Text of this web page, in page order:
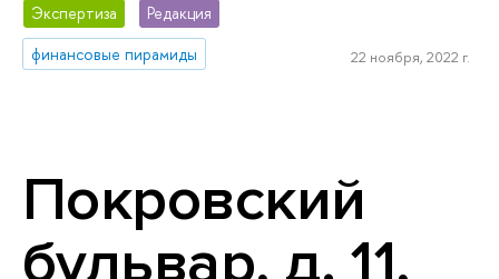
Экспертиза
Редакция
финансовые пирамиды
22 ноября, 2022 г.
Покровский
бульвар, д. 11,